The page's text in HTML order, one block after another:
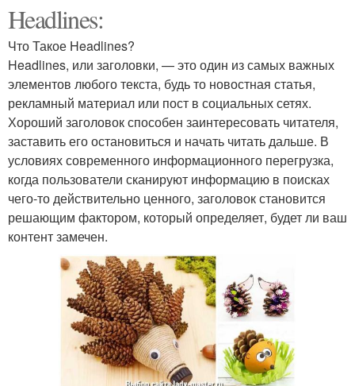
Headlines:
Что Такое Headlines?
Headlines, или заголовки, — это один из самых важных
элементов любого текста, будь то новостная статья,
рекламный материал или пост в социальных сетях.
Хороший заголовок способен заинтересовать читателя,
заставить его остановиться и начать читать дальше. В
условиях современного информационного перегрузка,
когда пользователи сканируют информацию в поисках
чего-то действительно ценного, заголовок становится
решающим фактором, который определяет, будет ли ваш
контент замечен.